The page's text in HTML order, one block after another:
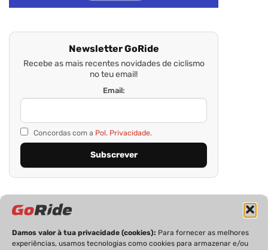
Damos valor à tua privacidade (cookies): Para fornecer as melhores
experiências, usamos tecnologias como cookies para armazenar e/ou
Newsletter GoRide
Recebe as mais recentes novidades de ciclismo
no teu email!
Email:
Concordas com a Pol. Privacidade.